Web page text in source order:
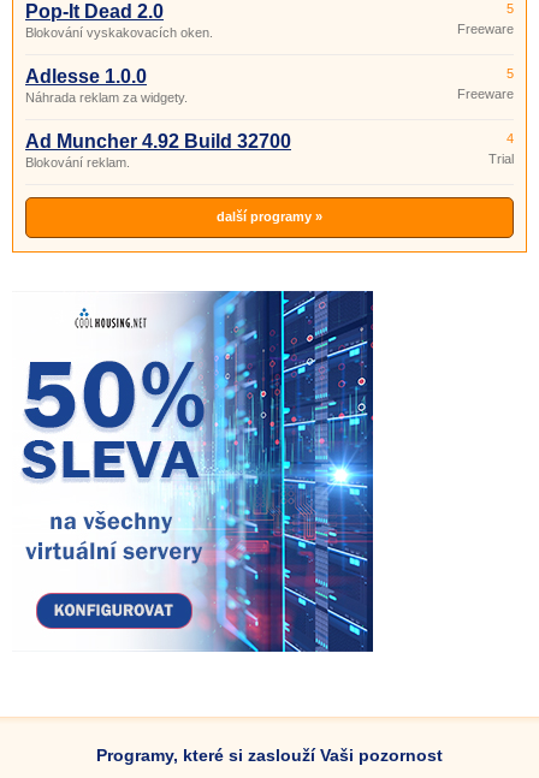
Pop-It Dead 2.0
Blokování vyskakovacích oken.
5
Freeware
Adlesse 1.0.0
Náhrada reklam za widgety.
5
Freeware
Ad Muncher 4.92 Build 32700
Blokování reklam.
4
Trial
další programy »
Programy, které si zaslouží Vaši pozornost